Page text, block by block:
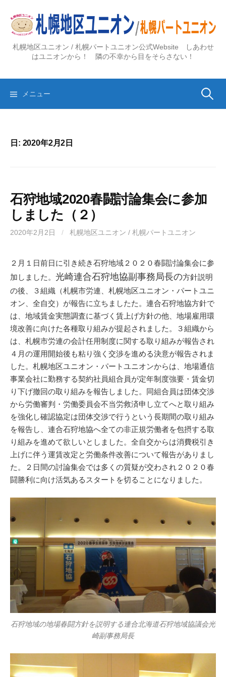
ス
札幌地区ユニオン / 札幌パートユニオン公式Website しあわせ
はユニオンから！ 隣の不幸から目をそらさない！
メニュー 検
日: 2020年2月2日
石狩地域2020春闘討論集会に参加
しました（２）
2020年2月2日 / 札幌地区ユニオン / 札幌パートユニオン
２月１日前日に引き続き石狩地域２０２０春闘討論集会に参
加しました。 光崎連合石狩地協副事務局長の方針説明
の後、３組織（札幌市労連、札幌地区ユニオン・パートユニ
オン、全自交）が報告に立ちましたた。連合石狩地協方針で
は、地域賃金実態調査に基づく賃上げ方針の他、地場雇用環
境改善に向けた各種取り組みが提起されました。３組織から
は、札幌市労連の会計任用制度に関する取り組みが報告され
４月の運用開始後も粘り強く交渉を進める決意が報告されま
した。札幌地区ユニオン・パートユニオンからは、地場通信
事業会社に勤務する契約社員組合員が定年制度強要・賃金切
り下げ撤回の取り組みを報告しました。同組合員は団体交渉
から労働審判・労働委員会不当労救済申し立てへと取り組み
を強化し確認協定は団体交渉で行うという長期間の取り組み
を報告し、連合石狩地協へ全ての非正規労働者を包摂する取
り組みを進めて欲しいとしました。全自交からは消費税引き
上げに伴う運賃改定と労働条件改善について報告がありまし
た。２日間の討論集会では多くの質疑が交わされ２０２０春
闘勝利に向け活気あるスタートを切ることになりました。
石狩地域の地場春闘方針を説明する連合北海道石狩地域協議会光
崎副事務局長